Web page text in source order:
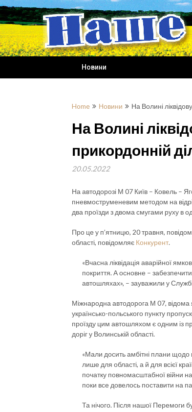
Skip
to
content
Новини
Home Новини На Волині
На Волині
прикордонній
20.05.2022
На автодорозі М 07 Київ – Ковель –
пневмоструменевим методом на
два проїзди з двома смугами руху в
Про це у п’ятницю, 20 травня,
області, повідомляє Конкурент.
«Вчасна ліквідація аварійної
покриття. А основне –
автошляхах», – зауважили у
Міжнародна автодорога М 07, відома
українсько-польського пункту
проїзду цим автошляхом є одним із
доріг у Волинській області.
«Мали досить амбітні плани щодо
лише для області, а й для всієї
початку повномасштабної війни
поки все довелось поставити на
Та нічого. Після нашої Перемоги